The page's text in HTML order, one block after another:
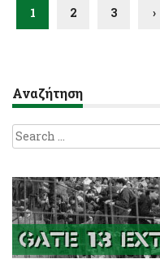
1 2 3 ›
Αναζήτηση
Search
for: